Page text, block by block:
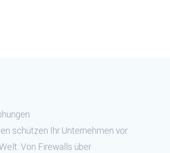
schützen Ihr Unternehmen vor
Von Firewalls über